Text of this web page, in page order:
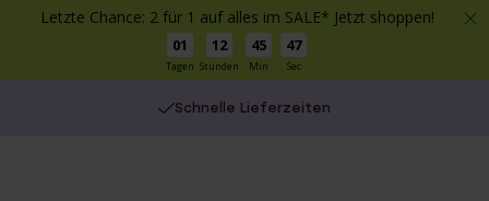
Letzte Chance: 2 für 1 auf alles im SALE* Jetzt shoppen!
01
Tagen
12
Stunden
45
Min
47
Sec
Schnelle Lieferzeiten